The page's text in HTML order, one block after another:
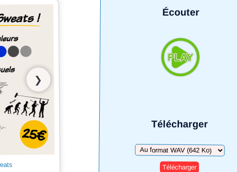
Écouter
Télécharger
Télécharger
❯